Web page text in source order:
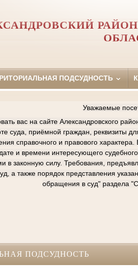
ПОДСУДНОСТЬ
Уважаемые
вас на сайте Александровского
суда, приёмной граждан, реквизиты
справочного и правового
и времени интересующего
в законную силу. Требования,
а также порядок представления
обращения в суд" раздела
ПОДСУДНОСТЬ